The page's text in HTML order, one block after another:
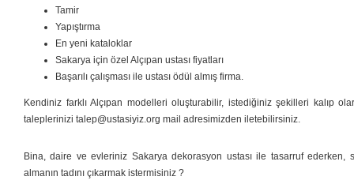
Tamir
Yapıştırma
En yeni kataloklar
Sakarya için özel Alçıpan ustası fiyatları
Başarılı çalışması ile ustası ödül almış firma.
Kendiniz farklı Alçıpan modelleri oluşturabilir, istediğiniz şekilleri kalıp
taleplerinizi talep@ustasiyiz.org mail adresimizden iletebilirsiniz.
Bina, daire ve evleriniz Sakarya dekorasyon ustası ile tasarruf ederken,
almanın tadını çıkarmak istermisiniz ?